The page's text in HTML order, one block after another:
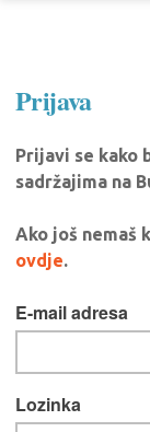
Prijava
Prijavi se kako
sadržajima na
Ako još nemaš
ovdje.
E-mail adresa
Lozinka